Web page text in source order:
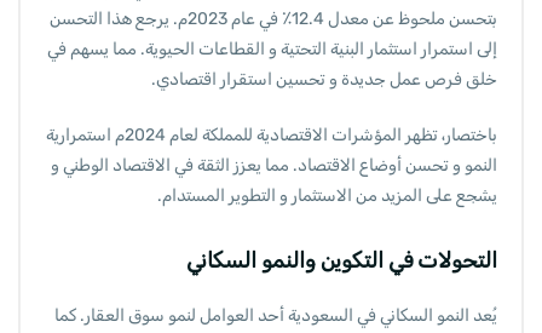
بتحسن ملحوظ عن معدل 12.4٪ في عام 2023م. يرجع هذا التحسن
إلى استمرار استثمار البنية التحتية و القطاعات الحيوية. مما يسهم في
خلق فرص عمل جديدة و تحسين استقرار اقتصادي.
باختصار، تظهر المؤشرات الاقتصادية للمملكة لعام 2024م استمرارية
النمو و تحسن أوضاع الاقتصاد. مما يعزز الثقة في الاقتصاد الوطني و
يشجع على المزيد من الاستثمار و التطوير المستدام.
التحولات في التكوين والنمو السكاني
يُعد النمو السكاني في السعودية أحد العوامل لنمو سوق العقار. كما